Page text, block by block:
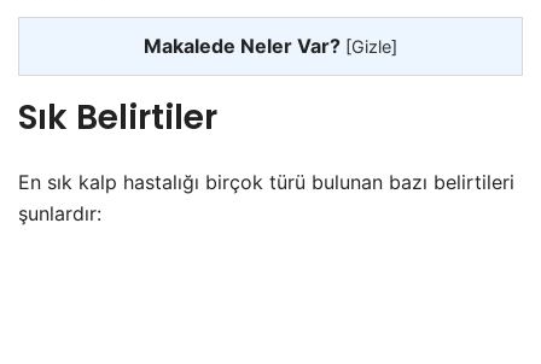
Makalede Neler Var? [Gizle]
Sık Belirtiler
En sık kalp hastalığı birçok türü bulunan bazı belirtileri
şunlardır: